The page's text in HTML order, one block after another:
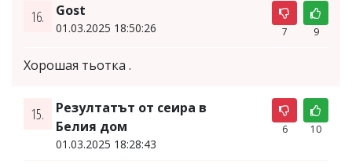
16. Gost
01.03.2025 18:50:26 7 9
Хорошая тьотка .
15.
Резултатът от сеира в
Белия дом
01.03.2025 18:28:43
6 10